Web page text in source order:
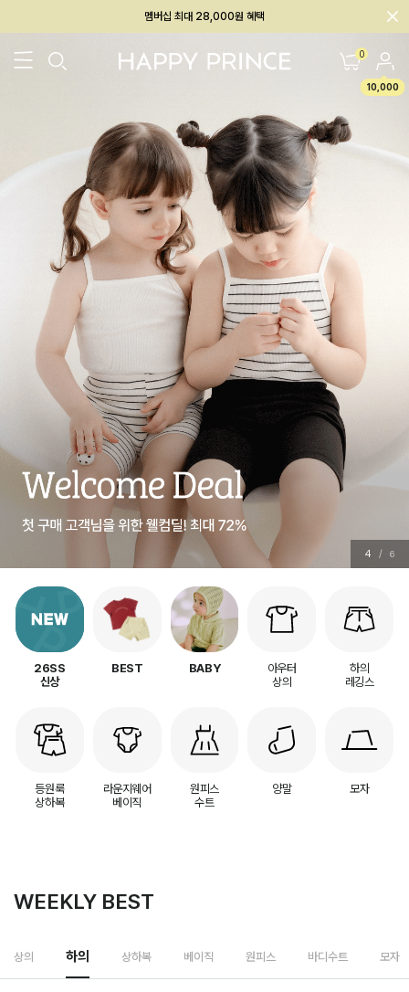
회원전용 아울렛, 가입하면 ~60% 할인!
0
10,000
4 / 6
26SS
신상
BEST BABY
아우터
상의
하의
레깅스
등원룩
상하복
라운지웨어
베이직
원피스
수트
양말 모자
WEEKLY BEST
상의 하의 상하복 베이직 원피스 바디수트 모자